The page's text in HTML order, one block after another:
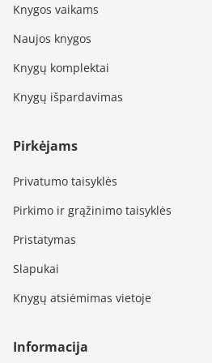
Knygos vaikams
Naujos knygos
Knygų komplektai
Knygų išpardavimas
Pirkėjams
Privatumo taisyklės
Pirkimo ir grąžinimo taisyklės
Pristatymas
Slapukai
Knygų atsiėmimas vietoje
Informacija